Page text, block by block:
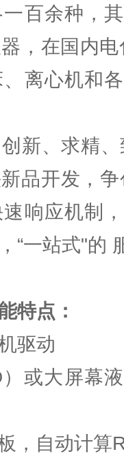
百余种，
，在国内
离心机和
创新、求精
品开发，
响应机制
“一站式"的
特点：
驱动
或大屏幕
，自动计算